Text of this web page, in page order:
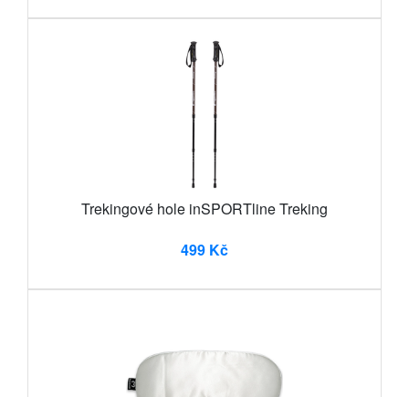
Trekingové hole inSPORTline Treking
499 Kč